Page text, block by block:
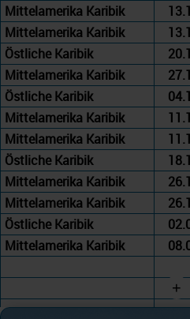
Mittelamerika Karibik
Mittelamerika Karibik
Östliche Karibik
Mittelamerika Karibik
Östliche Karibik
Mittelamerika Karibik
Mittelamerika Karibik
Östliche Karibik
Mittelamerika Karibik
Mittelamerika Karibik
Östliche Karibik
Mittelamerika Karibik
+